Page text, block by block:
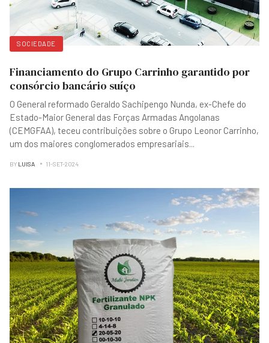
SOCIEDADE
Financiamento do Grupo Carrinho garantido por
consórcio bancário suíço
O General reformado Geraldo Sachipengo Nunda, ex-Chefe do
Estado-Maior General das Forças Armadas Angolanas
(CEMGFAA), teceu contribuições sobre o Grupo Leonor Carrinho,
um dos maiores conglomerados empresariais
BY LUISA 11-SET-2024